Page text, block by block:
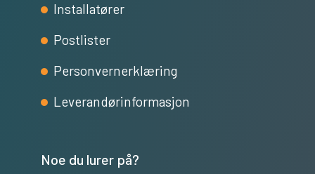
Installatører
Postlister
Personvernerklæring
Leverandørinformasjon
Noe du lurer på?